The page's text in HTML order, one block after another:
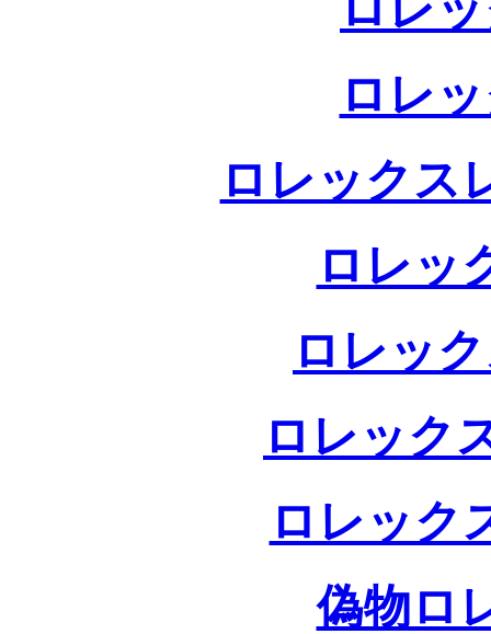
ロレ
ロレックス
ロレッ
ロレッ
ロレック
ロレック
偽物ロ